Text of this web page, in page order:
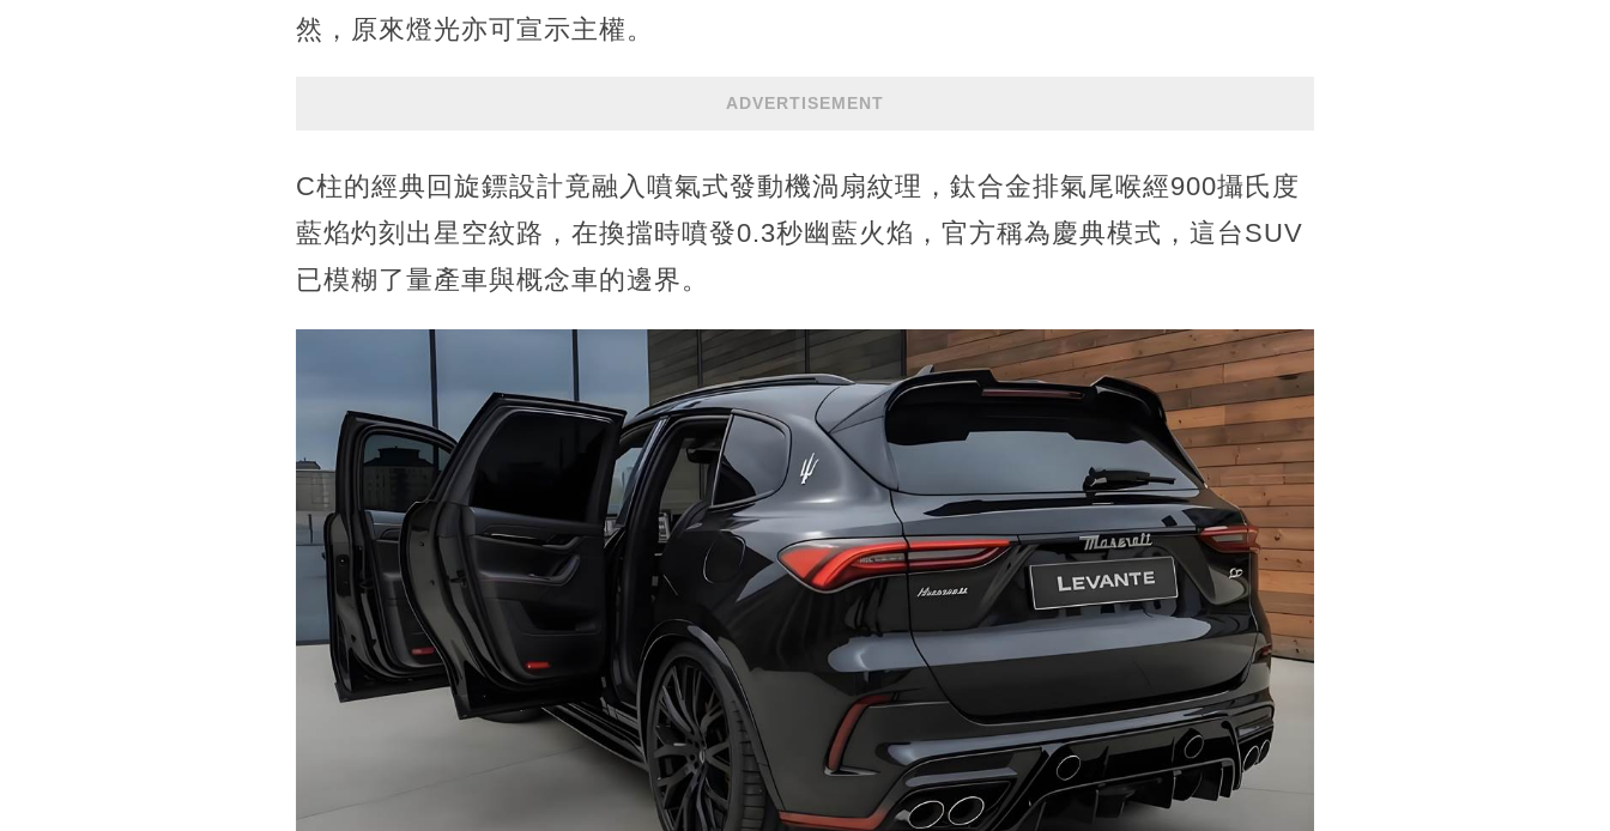
然，原來燈光亦可宣示主權。
ADVERTISEMENT
C柱的經典回旋鏢設計竟融入噴氣式發動機渦扇紋理，鈦合金排氣尾喉經900攝氏度
藍焰灼刻出星空紋路，在換擋時噴發0.3秒幽藍火焰，官方稱為慶典模式，這台SUV
已模糊了量產車與概念車的邊界。